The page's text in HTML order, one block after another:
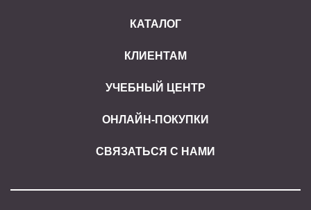
КАТАЛОГ
КЛИЕНТАМ
УЧЕБНЫЙ ЦЕНТР
ОНЛАЙН-ПОКУПКИ
СВЯЗАТЬСЯ С НАМИ